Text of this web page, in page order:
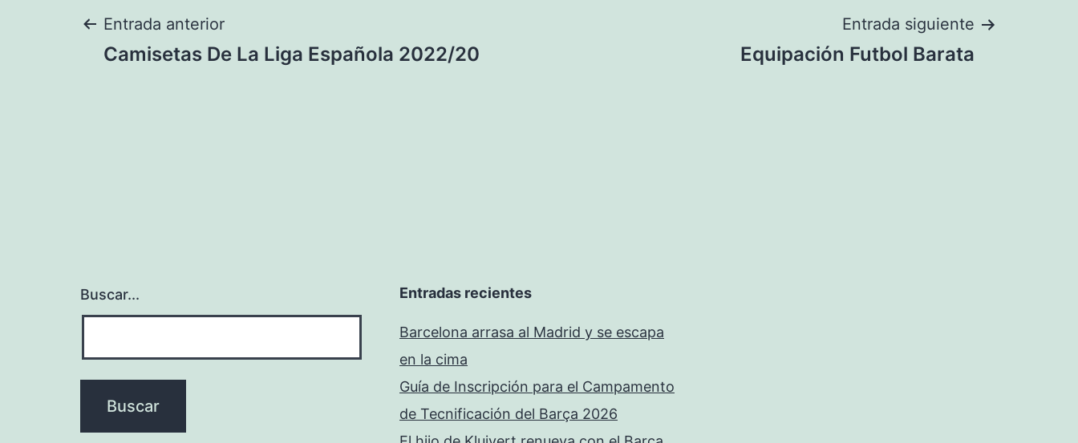
Navegación
Entrada anterior
Camisetas De La Liga Española 2022/20
Entrada siguiente
Equipación Futbol Barata
Buscar... Entradas recientes
Barcelona arrasa al Madrid y se escapa
en la cima
Guía de Inscripción para el Campamento
de Tecnificación del Barça 2026